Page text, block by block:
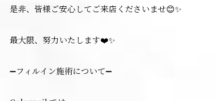
是非、皆様ご安心してご来店くださいませ😊✨
最大限、努力いたします❤️✨
➖フィルイン施術について➖